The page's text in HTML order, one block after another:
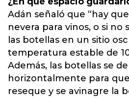
Adán señaló que “hay
nevera para vinos, o si no
las botellas en un sitio
temperatura estable de
Además, las botellas se
horizontalmente para
reseque y se avinagre la